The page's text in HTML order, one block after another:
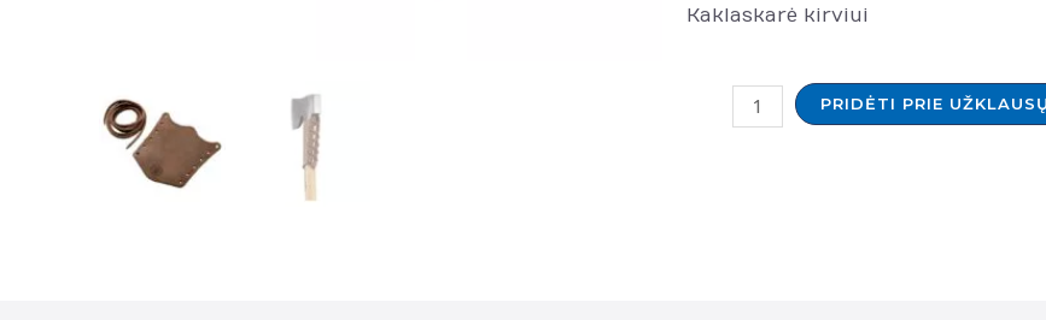
Kaklaskarė kirviui
produkto
kiekis:
PRIDĖTI PRIE